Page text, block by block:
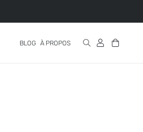
BLOG À PROPOS